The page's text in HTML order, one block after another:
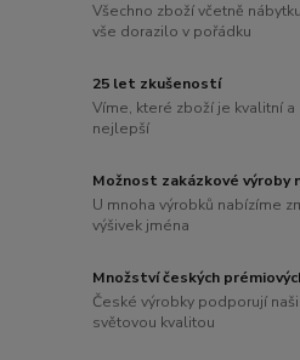
Všechno zboží včetně
vše dorazilo v pořádku
25 let zkušeností
Víme, které zboží je kvalitní
nejlepší
Možnost zakázkové výroby
U mnoha výrobků nabízíme
výšivek jména
Množství českých
České výrobky podporují
světovou kvalitou